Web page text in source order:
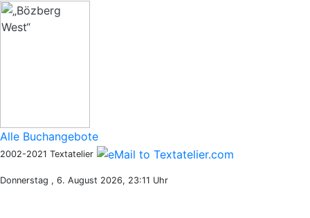
Alle Buchangebote
2002-2021 Textatelier
Donnerstag , 6. August 2026, 23:11 Uhr